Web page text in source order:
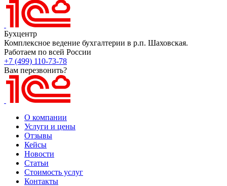
Бухцентр
Комплексное ведение бухгалтерии в р.п. Шаховская.
Работаем по всей России
+7 (499) 110-73-78
Вам перезвонить?
О компании
Услуги и цены
Отзывы
Кейсы
Новости
Статьи
Стоимость услуг
Контакты